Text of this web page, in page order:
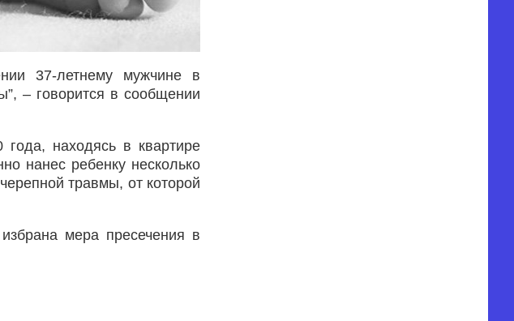
37-летнему мужчине в
– говорится в сообщении
находясь в квартире
нанес ребенку несколько
травмы, от которой
мера пресечения в